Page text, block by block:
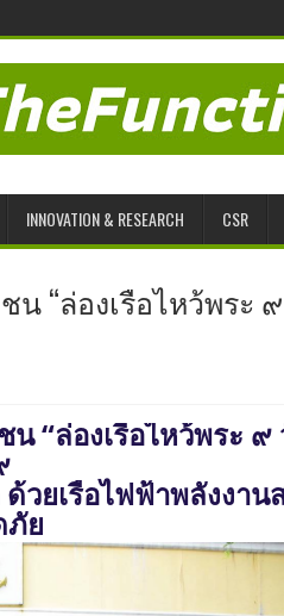
INNOVATION & RESEARCH CSR
“ล่องเรือไหว้พระ
“ล่องเรือไหว้พระ ๙
วยเรือไฟฟ้าพลังงาน
ภัย